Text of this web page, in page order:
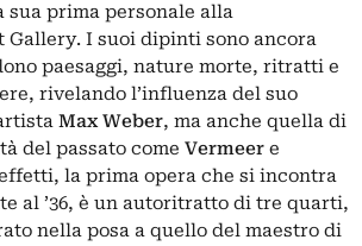
sua prima personale alla
Gallery. I suoi dipinti sono ancora
paesaggi, nature morte, ritratti e
rivelando l’influenza del suo
Max Weber, ma anche quella di
del passato come Vermeer e
la prima opera che si incontra
al ’36, è un autoritratto di tre quarti,
nella posa a quello del maestro di